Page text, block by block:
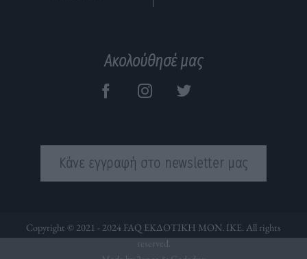
Ακολούθησέ μας
Κάνε εγγραφή στο newsletter μας
Copyright © 2021 - 2024 FAQ ΕΚΔΟΤΙΚΗ ΜΟΝ. ΙΚΕ. All rights
reserved.